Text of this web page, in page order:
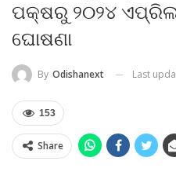
ପକ୍ଷରୁ ୨୦୨୪
ଘୋଷଣା
By Odishanext Last
153
Share